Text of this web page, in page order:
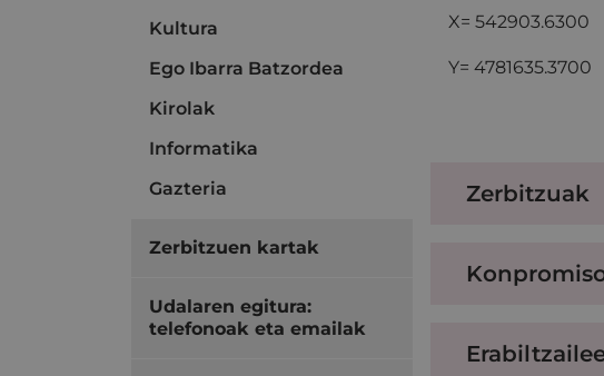
X= 542903.6300
Y= 4781635.3700
Zerbitzuak
Kultura
Ego Ibarra Batzordea
Kirolak
Informatika
Gazteria
Zerbitzuen kartak
Udalaren egitura:
telefonoak eta emailak